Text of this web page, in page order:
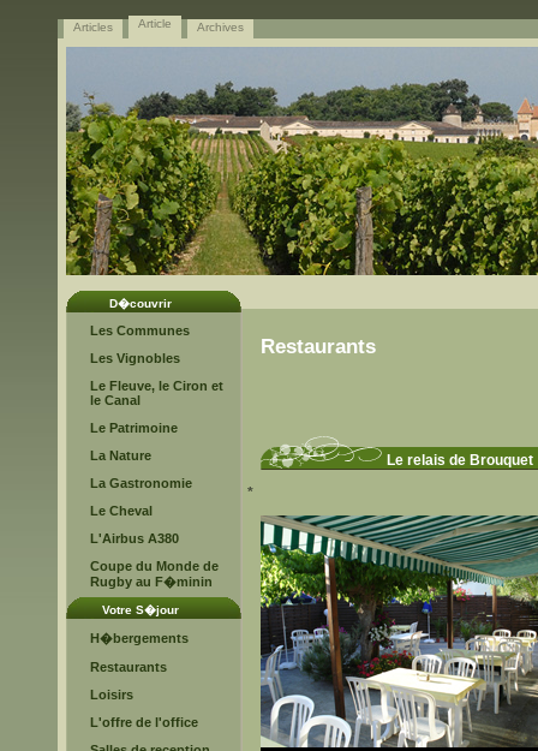
Articles Article Archives
Restaurants
Le relais de Brouquet
*
D�couvrir
Les Communes
Les Vignobles
Le Fleuve, le Ciron et
le Canal
Le Patrimoine
La Nature
La Gastronomie
Le Cheval
L'Airbus A380
Coupe du Monde de
Rugby au F�minin
Votre S�jour
H�bergements
Restaurants
Loisirs
L'offre de l'office